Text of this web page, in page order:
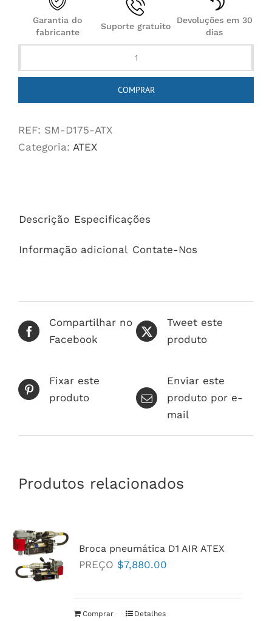
Garantia do
fabricante
Suporte gratuito
Devoluções em 30
dias
COMPRAR
REF: SM-D175-ATX
Categoria: ATEX
Descrição Especificações
Informação adicional Contate-Nos
Compartilhar no
Facebook
Tweet este
produto
Fixar este
produto
Enviar este
produto por e-
mail
Produtos relacionados
Broca pneumática D1 AIR ATEX
PREÇO $7,880.00
Comprar Detalhes